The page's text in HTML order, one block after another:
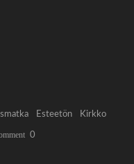
Esteetön Kirkko
0